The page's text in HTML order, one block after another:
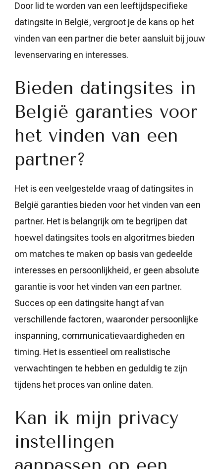
Door lid te worden van een leeftijdspecifieke
datingsite in België, vergroot je de kans op het
vinden van een partner die beter aansluit bij jouw
levenservaring en interesses.
Bieden datingsites in
België garanties voor
het vinden van een
partner?
Het is een veelgestelde vraag of datingsites in
België garanties bieden voor het vinden van een
partner. Het is belangrijk om te begrijpen dat
hoewel datingsites tools en algoritmes bieden
om matches te maken op basis van gedeelde
interesses en persoonlijkheid, er geen absolute
garantie is voor het vinden van een partner.
Succes op een datingsite hangt af van
verschillende factoren, waaronder persoonlijke
inspanning, communicatievaardigheden en
timing. Het is essentieel om realistische
verwachtingen te hebben en geduldig te zijn
tijdens het proces van online daten.
Kan ik mijn privacy
instellingen